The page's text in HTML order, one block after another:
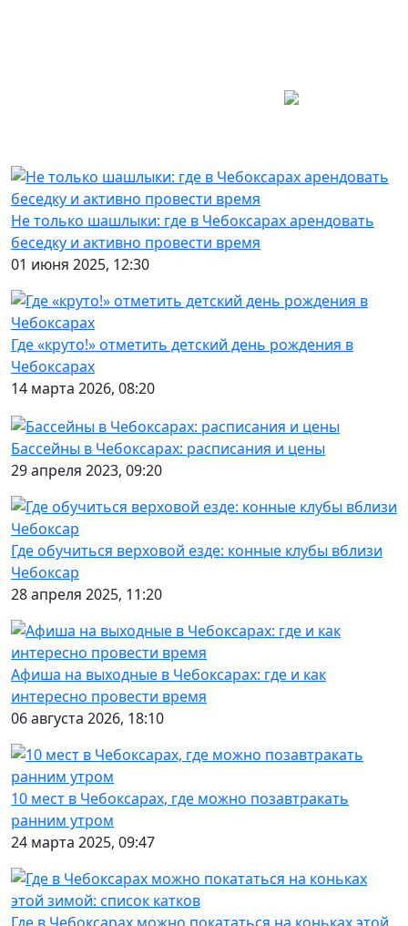
Не только шашлыки: где в Чебоксарах арендовать
беседку и активно провести время
01 июня 2025, 12:30
Где «круто!» отметить детский день рождения в
Чебоксарах
14 марта 2026, 08:20
Бассейны в Чебоксарах: расписания и цены
29 апреля 2023, 09:20
Где обучиться верховой езде: конные клубы вблизи
Чебоксар
28 апреля 2025, 11:20
Афиша на выходные в Чебоксарах: где и как
интересно провести время
06 августа 2026, 18:10
10 мест в Чебоксарах, где можно позавтракать
ранним утром
24 марта 2025, 09:47